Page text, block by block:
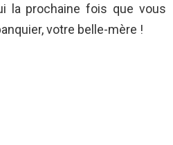
la prochaine fois que vous
votre belle-mère !